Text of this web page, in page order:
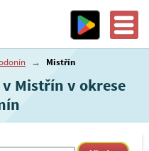
→ Mistřín
Mistřín v okrese